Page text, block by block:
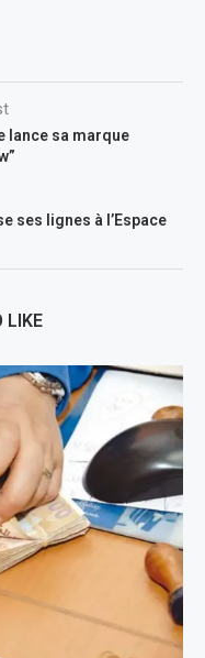
lance sa marque
ses lignes à l’Espace
LIKE